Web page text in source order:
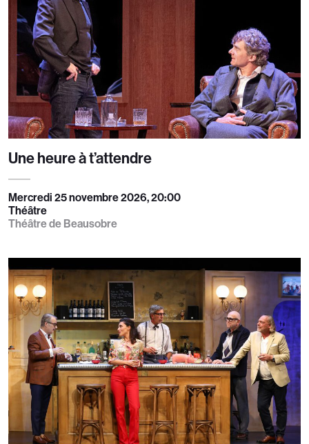
Une heure à t’attendre
Mercredi 25 novembre 2026, 20:00
Théâtre
Théâtre de Beausobre